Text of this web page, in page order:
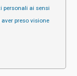
ai sensi
preso visione